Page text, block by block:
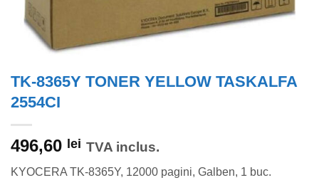
TK-8365Y TONER YELLOW TASKALFA
2554CI
496,60 lei TVA inclus.
KYOCERA TK-8365Y, 12000 pagini, Galben, 1 buc.